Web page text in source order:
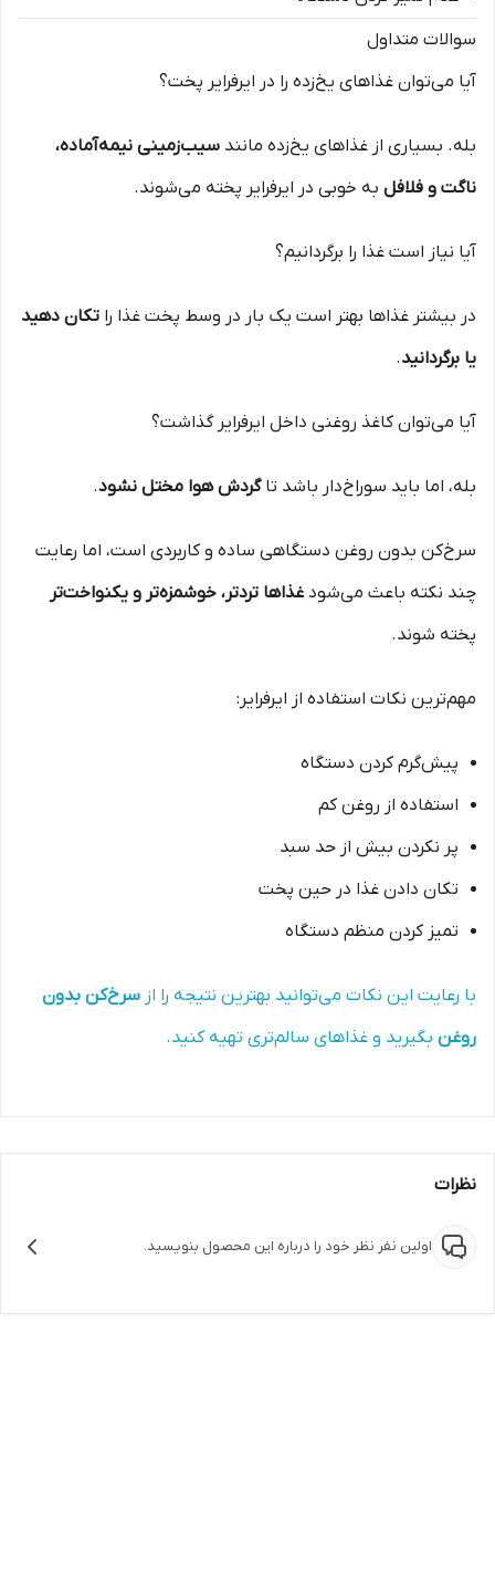
سوالات متداول
آیا می‌توان غذاهای یخ‌زده را در ایرفرایر پخت؟
بله. بسیاری از غذاهای یخ‌زده مانند سیب‌زمینی نیمه‌آماده،
ناگت و فلافل به خوبی در ایرفرایر پخته می‌شوند.
آیا نیاز است غذا را برگردانیم؟
در بیشتر غذاها بهتر است یک بار در وسط پخت غذا را تکان دهید
یا برگردانید.
آیا می‌توان کاغذ روغنی داخل ایرفرایر گذاشت؟
بله، اما باید سوراخ‌دار باشد تاگردش هوا مختل نشود.
سرخ‌کن بدون روغن دستگاهی ساده و کاربردی است، اما رعایت
چند نکته باعث می‌شودغذاها تردتر، خوشمزه‌تر و یکنواخت‌تر
پخته شوند.
مهم‌ترین نکات استفاده از ایرفرایر:
پیش‌گرم کردن دستگاه
استفاده از روغن کم
پر نکردن بیش از حد سبد
تکان دادن غذا در حین پخت
تمیز کردن منظم دستگاه
با رعایت این نکات می‌توانید بهترین نتیجه را از سرخ‌کن بدون
روغن بگیرید و غذاهای سالم‌تری تهیه کنید.
نظرات
اولین نفر نظر خود را درباره این محصول بنویسید.